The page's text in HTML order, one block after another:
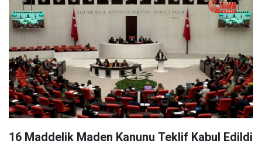
16 Maddelik Maden Kanunu Teklif Kabul Edildi